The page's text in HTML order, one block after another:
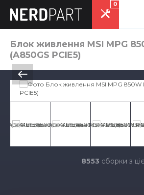
0
Блок живлення MSI MPG
(A850GS PCIE5)
8553 сборки з